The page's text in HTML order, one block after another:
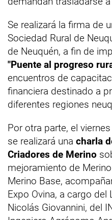
Se realizará la firma de
Sociedad Rural de
de Neuquén, a fin de
"Puente al progreso
encuentros de
financiera destinado a
diferentes regiones
Por otra parte, el
se realizará una charla
Criadores de Merino
mejoramiento de
Merino Base,
Expo Ovina, a cargo del
Nicolás Giovannini, del